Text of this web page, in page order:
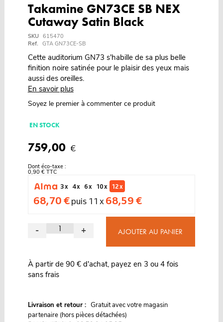
Takamine GN73CE SB NEX
Cutaway Satin Black
SKU 615470
Ref. GTA GN73CE-SB
Cette auditorium GN73 s'habille de sa plus belle
finition noire satinée pour le plaisir des yeux mais
aussi des oreilles.
En savoir plus
Soyez le premier à commenter ce produit
EN STOCK
759,00 €
Dont éco-taxe :
0,90 € TTC
3 x
4 x 6 x 10 x 12 x
68,70 €puis 11 x68,59 €
- + AJOUTER AU PANIER
À partir de 90 € d'achat, payez en 3 ou 4 fois
sans frais
Livraison et retour : Gratuit avec votre magasin
partenaire (hors pièces détachées)